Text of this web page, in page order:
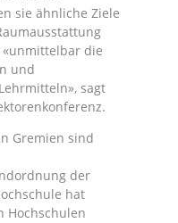
sie ähnliche Ziele
die
und
sagt
Gremien sind
der
hat
Hochschulen